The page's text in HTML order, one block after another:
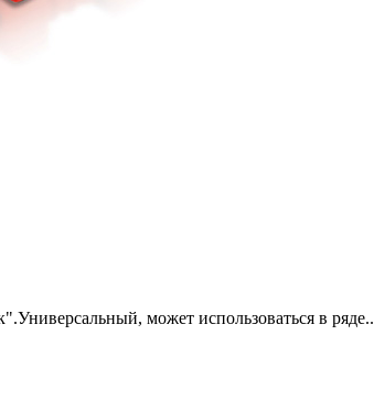
может использоваться в ряде..